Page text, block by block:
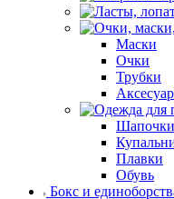
Маски
Очки
Трубки
Шапочки
Плавки
Обувь
Бокс и